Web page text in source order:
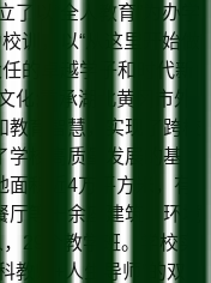
以“全人教育”为办学
训，以“从这里开始做
的卓越学子和时代新
化;秉承湖北黄冈市外
育智慧，实现了跨校
学校高质量发展的基
近4万平方米，有
等十余座建筑，环境
29个教学班。学校实
教师+人生导师”的双